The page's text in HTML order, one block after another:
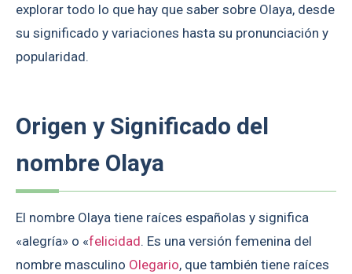
explorar todo lo que hay que saber sobre Olaya, desde
su significado y variaciones hasta su pronunciación y
popularidad.
Origen y Significado del
nombre Olaya
El nombre Olaya tiene raíces españolas y significa
«alegría» o «felicidad. Es una versión femenina del
nombre masculino Olegario, que también tiene raíces